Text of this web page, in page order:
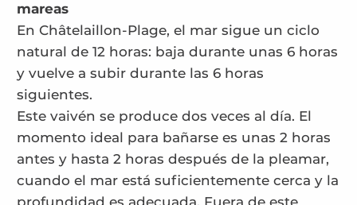
mareas
En Châtelaillon-Plage, el mar sigue un ciclo
natural de 12 horas: baja durante unas 6 horas
y vuelve a subir durante las 6 horas
siguientes.
Este vaivén se produce dos veces al día. El
momento ideal para bañarse es unas 2 horas
antes y hasta 2 horas después de la pleamar,
cuando el mar está suficientemente cerca y la